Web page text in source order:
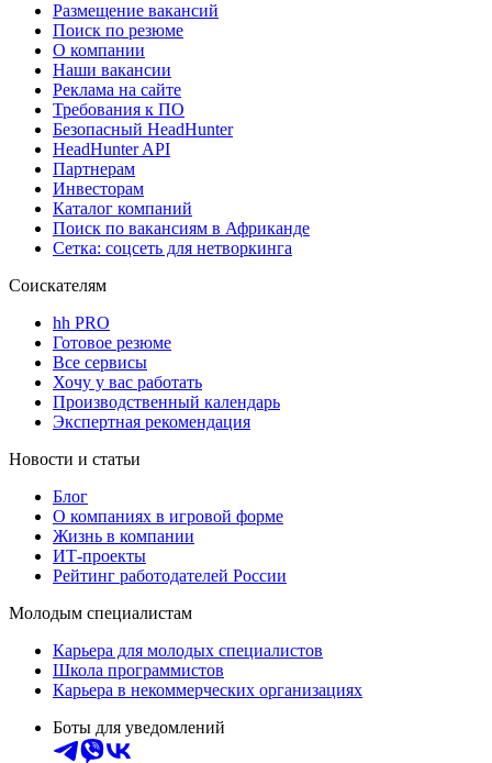
Размещение вакансий
Поиск по резюме
О компании
Наши вакансии
Реклама на сайте
Требования к ПО
Безопасный HeadHunter
HeadHunter API
Партнерам
Инвесторам
Каталог компаний
Поиск по вакансиям в Африканде
Сетка: соцсеть для нетворкинга
Соискателям
hh PRO
Готовое резюме
Все сервисы
Хочу у вас работать
Производственный календарь
Экспертная рекомендация
Новости и статьи
Блог
О компаниях в игровой форме
Жизнь в компании
ИТ-проекты
Рейтинг работодателей России
Молодым специалистам
Карьера для молодых специалистов
Школа программистов
Карьера в некоммерческих организациях
Боты для уведомлений